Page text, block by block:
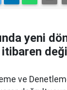
yeni
itibaren
ve